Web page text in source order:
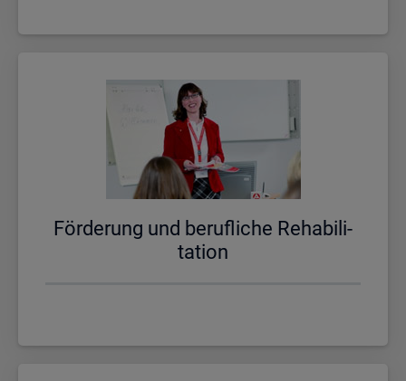
För­de­rung und be­ruf­li­che Re­ha­bi­li­
ta­ti­on